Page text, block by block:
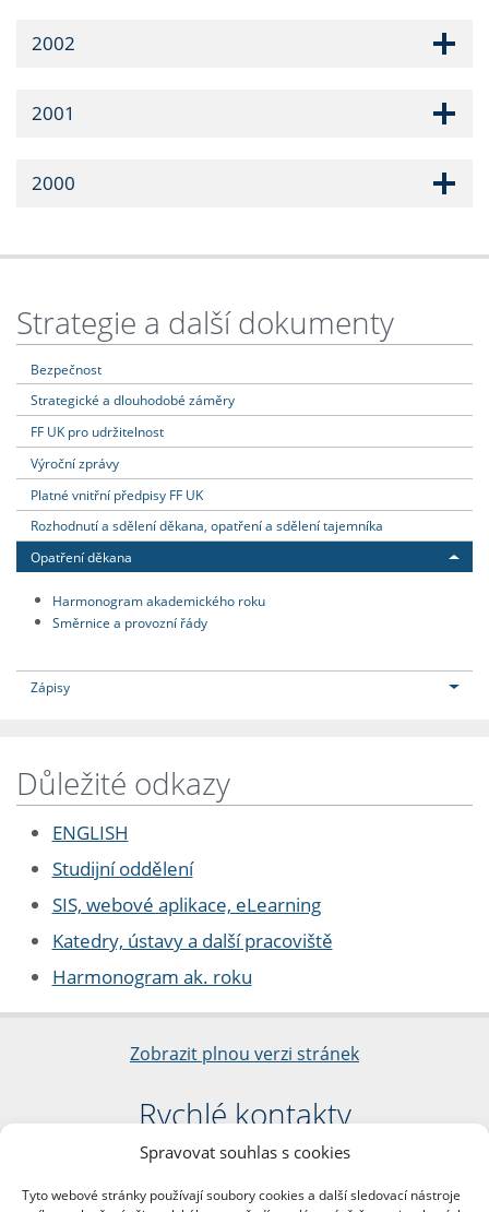
Spravovat souhlas s cookies
Tyto webové stránky používají soubory cookies a další sledovací nástroje
2002
2001
2000
Strategie a další dokumenty
Bezpečnost
Strategické a dlouhodobé záměry
FF UK pro udržitelnost
Výroční zprávy
Platné vnitřní předpisy FF UK
Rozhodnutí a sdělení děkana, opatření a sdělení tajemníka
Opatření děkana
Harmonogram akademického roku
Směrnice a provozní řády
Zápisy
Důležité odkazy
ENGLISH
Studijní oddělení
SIS, webové aplikace, eLearning
Katedry, ústavy a další pracoviště
Harmonogram ak. roku
Zobrazit plnou verzi stránek
Rychlé kontakty
Filozofická fakulta
nám. Jana Palacha 1/2